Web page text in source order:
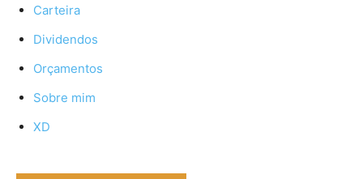
Carteira
Dividendos
Orçamentos
Sobre mim
XD